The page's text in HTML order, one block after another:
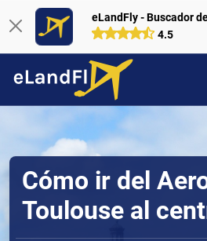
eLandFly - Buscador
4.5
Cómo ir del
Toulouse al